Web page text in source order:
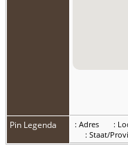
Pin Legenda : Adres :
: Staat/